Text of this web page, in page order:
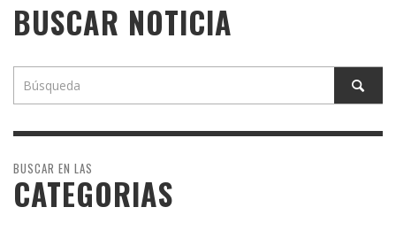
BUSCAR NOTICIA
BUSCAR EN LAS
CATEGORIAS